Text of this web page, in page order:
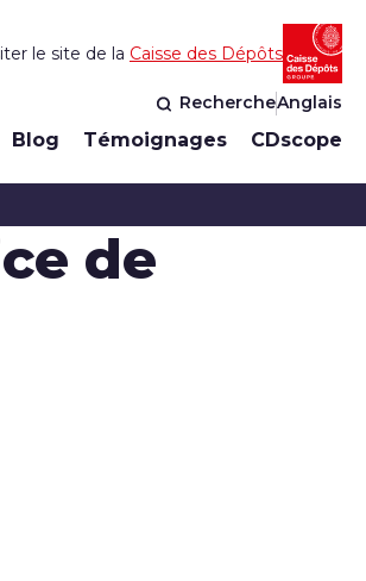
Blog Témoignages CDscope
RechercheAnglais
le site de la Caisse des Dépôts
de